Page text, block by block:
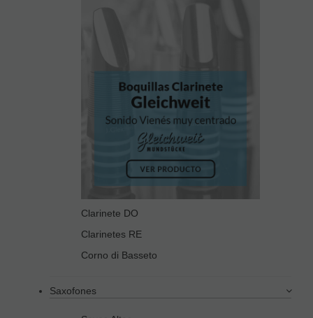
Clarinete DO
Clarinetes RE
Corno di Basseto
Saxofones